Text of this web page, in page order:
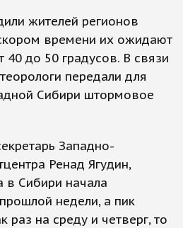
жителей регионов
времени их ожидают
до 50 градусов. В связи
передали для
Сибири штормовое
Западно-
Ренад Ягудин,
в Сибири начала
недели, а пик
раз на среду и четверг, то